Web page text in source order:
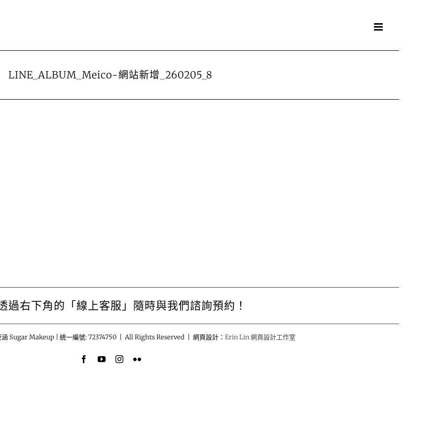
LINE_ALBUM_Meico-網站新增_260205_8
過右下角的「線上客服」隨時與我們諮詢預約！
Sugar Makeup | 統一編號: 72374750 | All Rights Reserved | 網頁設計： Erin Lin 網頁設計工作室
FacebookYouTubeInstagram
Flickr